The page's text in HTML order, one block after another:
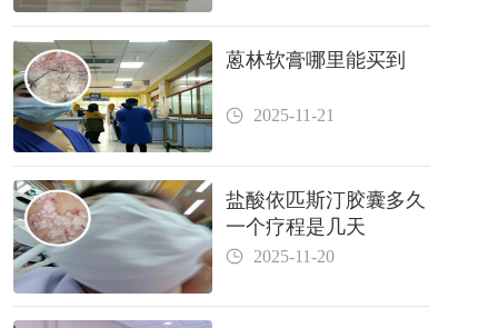
蒽林软膏哪里能买到
2025-11-21
盐酸依匹斯汀胶囊多久
一个疗程是几天
2025-11-20